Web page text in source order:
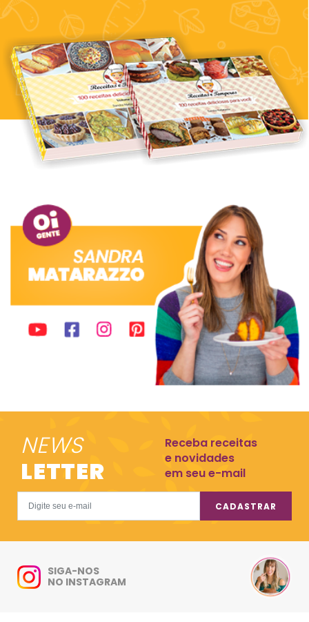
NEWS
LETTER
Receba receitas
e novidades
em seu e-mail
CADASTRAR
SIGA-NOS
NO INSTAGRAM